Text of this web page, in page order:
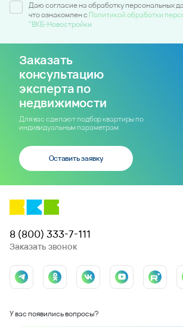
Даю согласие на обработку персональных
что ознакомлен c Политикой обработки
"ВКБ-Новостройки
Заказать
консультацию
эксперта по
недвижимости
Для вас сделают подбор квартиры по
индивидуальным параметрам
Оставить заявку
8 (800) 333-7-111
Заказать звонок
У вас появились вопросы?